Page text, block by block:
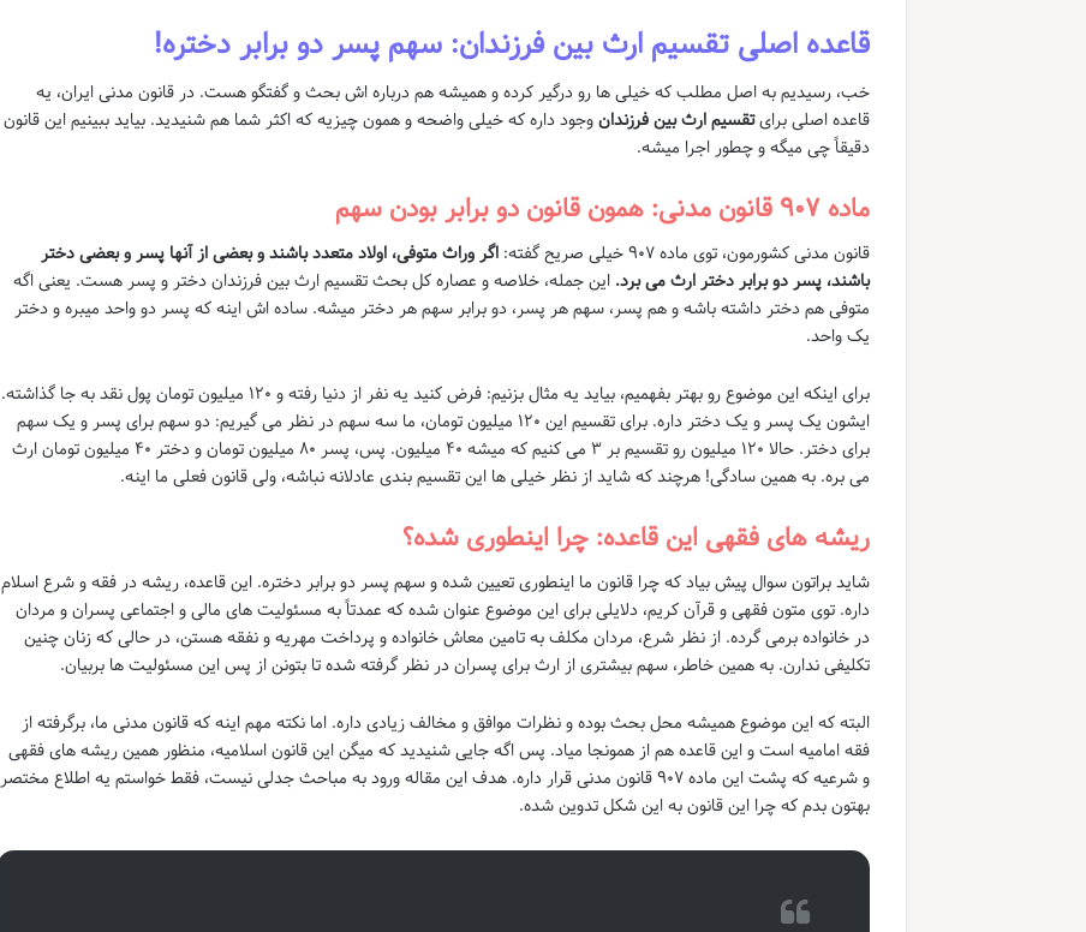
قاعده اصلی تقسیم ارث بین فرزندان: سهم پسر دو برابر دختره!
خب، رسیدیم به اصل مطلب که خیلی ها رو درگیر کرده و همیشه هم درباره اش بحث و گفتگو هست. در قانون مدنی ایران، یه
قاعده اصلی برایتقسیم ارث بین فرزندانوجود داره که خیلی واضحه و همون چیزیه که اکثر شما هم شنیدید. بیاید ببینیم این قانون
دقیقاً چی میگه و چطور اجرا میشه.
ماده ۹۰۷ قانون مدنی: همون قانون دو برابر بودن سهم
قانون مدنی کشورمون، توی ماده ۹۰۷ خیلی صریح گفته:
اگر وراث متوفی، اولاد متعدد باشند و بعضی از آنها پسر و بعضی دختر
باشند، پسر دو برابر دختر ارث می برد. این جمله، خلاصه و عصاره کل بحث تقسیم ارث بین فرزندان دختر و پسر هست. یعنی اگه
متوفی هم دختر داشته باشه و هم پسر، سهم هر پسر، دو برابر سهم هر دختر میشه. ساده اش اینه که پسر دو واحد میبره و دختر
یک واحد.
برای اینکه این موضوع رو بهتر بفهمیم، بیاید یه مثال بزنیم: فرض کنید یه نفر از دنیا رفته و ۱۲۰ میلیون تومان پول نقد به جا گذاشته.
ایشون یک پسر و یک دختر داره. برای تقسیم این ۱۲۰ میلیون تومان، ما سه سهم در نظر می گیریم: دو سهم برای پسر و یک سهم
برای دختر. حالا ۱۲۰ میلیون رو تقسیم بر ۳ می کنیم که میشه ۴۰ میلیون. پس، پسر ۸۰ میلیون تومان و دختر ۴۰ میلیون تومان ارث
می بره. به همین سادگی! هرچند که شاید از نظر خیلی ها این تقسیم بندی عادلانه نباشه، ولی قانون فعلی ما اینه.
ریشه های فقهی این قاعده: چرا اینطوری شده؟
شاید براتون سوال پیش بیاد که چرا قانون ما اینطوری تعیین شده و سهم پسر دو برابر دختره. این قاعده، ریشه در فقه و شرع اسلام
داره. توی متون فقهی و قرآن کریم، دلایلی برای این موضوع عنوان شده که عمدتاً به مسئولیت های مالی و اجتماعی پسران و مردان
در خانواده برمی گرده. از نظر شرع، مردان مکلف به تامین معاش خانواده و پرداخت مهریه و نفقه هستن، در حالی که زنان چنین
تکلیفی ندارن. به همین خاطر، سهم بیشتری از ارث برای پسران در نظر گرفته شده تا بتونن از پس این مسئولیت ها بربیان.
البته که این موضوع همیشه محل بحث بوده و نظرات موافق و مخالف زیادی داره. اما نکته مهم اینه که قانون مدنی ما، برگرفته از
فقه امامیه است و این قاعده هم از همونجا میاد. پس اگه جایی شنیدید که میگن این قانون اسلامیه، منظور همین ریشه های فقهی
و شرعیه که پشت این ماده ۹۰۷ قانون مدنی قرار داره. هدف این مقاله ورود به مباحث جدلی نیست، فقط خواستم یه اطلاع مختصر
بهتون بدم که چرا این قانون به این شکل تدوین شده.